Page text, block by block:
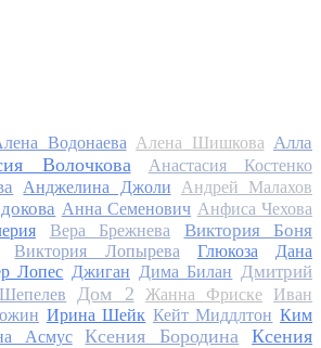
Водонаева Алена Шишкова Алла
Волочкова Анастасия Костенко
Анджелина Джоли
Андрей Малахов
Анна Семенович Анфиса Чехова
Вера Брежнева Виктория Боня
Виктория Лопырева Глюкоза
Дана
Лопес Джиган Дима Билан
Дмитрий
Дом 2 Жанна Фриске
Иван
Ирина Шейк Кейт Миддлтон Ким
Асмус Ксения Бородина
Ксения